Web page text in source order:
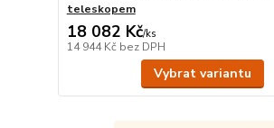
teleskopem
18 082 Kč/ks
14 944 Kč bez DPH
Vybrat variantu